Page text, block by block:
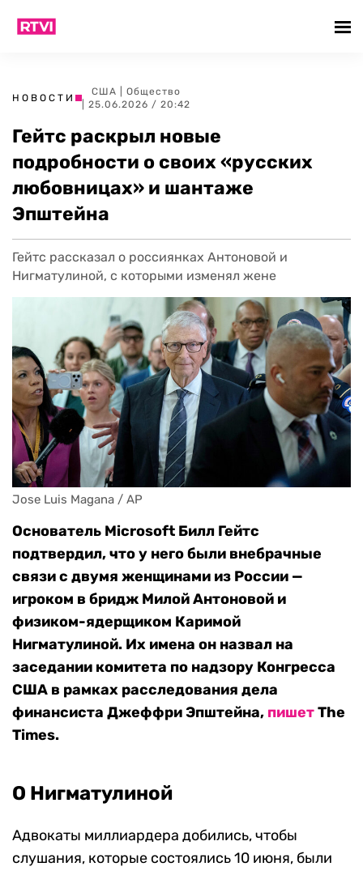
НОВОСТИ
США
Общество
| 25.06.2026 / 20:42
Гейтс раскрыл новые
подробности о своих «русских
любовницах» и шантаже
Эпштейна
Гейтс рассказал о россиянках Антоновой и
Нигматулиной, с которыми изменял жене
Jose Luis Magana / AP
Основатель Microsoft Билл Гейтс
подтвердил, что у него были внебрачные
связи с двумя женщинами из России —
игроком в бридж Милой Антоновой и
физиком-ядерщиком Каримой
Нигматулиной. Их имена он назвал на
заседании комитета по надзору Конгресса
США в рамках расследования дела
финансиста Джеффри Эпштейна, пишетThe
Times.
О Нигматулиной
Адвокаты миллиардера добились, чтобы
слушания, которые состоялись 10 июня, были